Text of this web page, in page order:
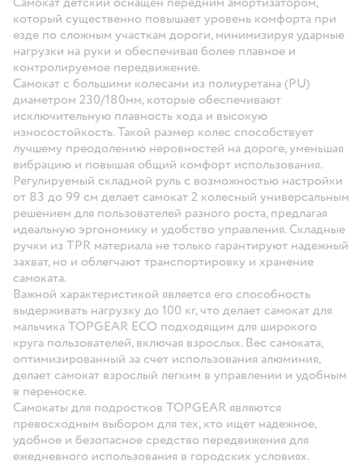
который существенно повышает уровень комфорта при
езде по сложным участкам дороги, минимизируя ударные
нагрузки на руки и обеспечивая более плавное и
контролируемое передвижение.
Самокат с большими колесами из полиуретана (PU)
диаметром 230/180мм, которые обеспечивают
исключительную плавность хода и высокую
износостойкость. Такой размер колес способствует
лучшему преодолению неровностей на дороге, уменьшая
вибрацию и повышая общий комфорт использования.
Регулируемый складной руль с возможностью настройки
от 83 до 99 см делает самокат 2 колесный универсальным
решением для пользователей разного роста, предлагая
идеальную эргономику и удобство управления. Складные
ручки из TPR материала не только гарантируют надежный
захват, но и облегчают транспортировку и хранение
самоката.
Важной характеристикой является его способность
выдерживать нагрузку до 100 кг, что делает самокат для
мальчика TOPGEAR ECO подходящим для широкого
круга пользователей, включая взрослых. Вес самоката,
оптимизированный за счет использования алюминия,
делает самокат взрослый легким в управлении и удобным
в переноске.
Самокаты для подростков TOPGEAR являются
превосходным выбором для тех, кто ищет надежное,
удобное и безопасное средство передвижения для
ежедневного использования в городских условиях.